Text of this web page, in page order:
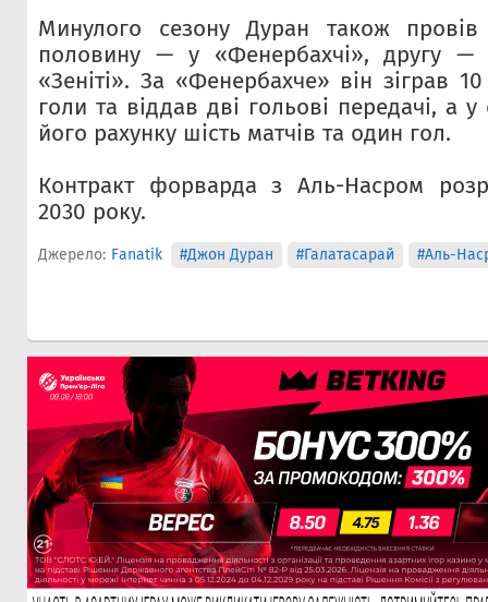
Минулого сезону Дуран також
половину — у «Фенербахчі», другу —
«Зеніті». За «Фенербахче» він зіграв
голи та віддав дві гольові передачі, а у
його рахунку шість матчів та один гол.
Контракт форварда з Аль-Насром
2030 року.
Джерело: Fanatik #Джон Дуран #Галатасарай #Аль-